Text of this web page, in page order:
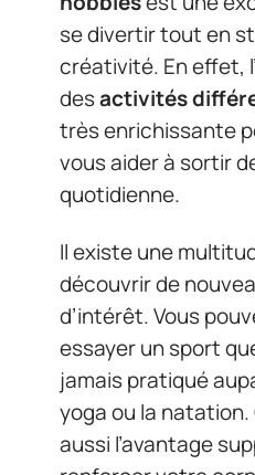
se divertir tout en
créativité. En effet,
desactivités
très enrichissante
vous aider à sortir
quotidienne.
Il existe une
découvrir de
d’intérêt. Vous
essayer un sport
jamais pratiqué
yoga ou la
aussi l’avantage